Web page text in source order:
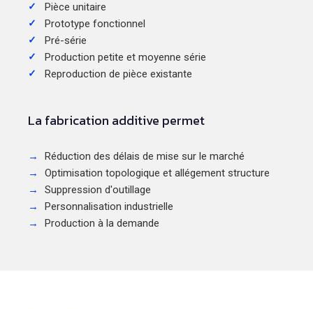
Pièce unitaire
Prototype fonctionnel
Pré-série
Production petite et moyenne série
Reproduction de pièce existante
La fabrication additive permet
Réduction des délais de mise sur le marché
Optimisation topologique et allégement structure
Suppression d'outillage
Personnalisation industrielle
Production à la demande